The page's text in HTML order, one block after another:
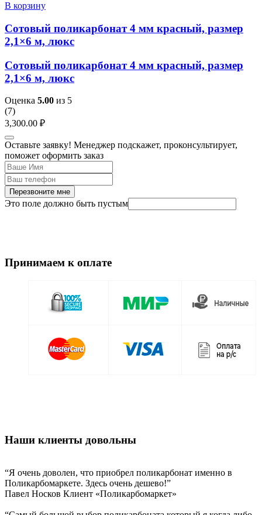
В корзину
Сотовый поликарбонат 4 мм красный, размер
2,1×6 м, люкс
Сотовый поликарбонат 4 мм красный, размер
2,1×6 м, люкс
Оценка 5.00 из 5
(7)
3,300.00 ₽
Оставьте заявку! Менеджер подскажет, проконсультирует,
поможет оформить заказ
Перезвоните мне
Это поле должно быть пустым
Принимаем к оплате
Наши клиенты довольны
“Я очень доволен, что приобрел поликарбонат именно в
Поликарбомаркете. Здесь очень дешево!”
Павел Носков Клиент «Поликарбомаркет»